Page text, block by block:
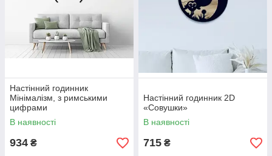
Настінний годинник
Мінімалізм, з римськими
цифрами
В наявності
934 ₴
Настінний годинник 2D
«Совушки»
В наявності
715 ₴